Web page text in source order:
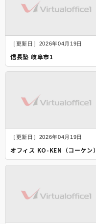
［更新日］2026年04月19日
信長塾 岐阜市1
［更新日］2026年04月19日
オフィス KO-KEN（コーケン）